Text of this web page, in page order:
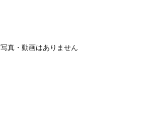
写真・動画はありません